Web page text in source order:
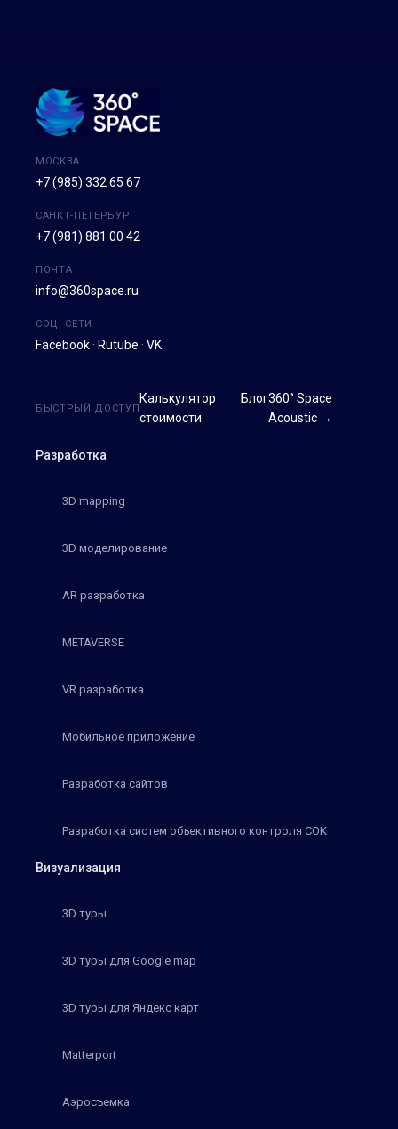
МОСКВА
+7 (985) 332 65 67
САНКТ-ПЕТЕРБУРГ
+7 (981) 881 00 42
ПОЧТА
info@360space.ru
СОЦ. СЕТИ
Facebook · Rutube · VK
Разработка
3D mapping
3D моделирование
AR разработка
METAVERSE
VR разработка
Мобильное приложение
Разработка сайтов
Разработка систем объективного контроля СОК
Визуализация
3D туры
3D туры для Google map
3D туры для Яндекс карт
Matterport
Аэросъемка
БЫСТРЫЙ ДОСТУП
Калькулятор
стоимости
Блог360° Space
Acoustic →